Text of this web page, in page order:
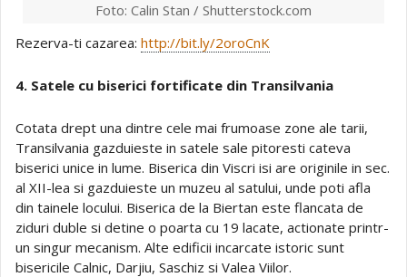
Foto: Calin Stan / Shutterstock.com
Rezerva-ti cazarea: http://bit.ly/2oroCnK
4. Satele cu biserici fortificate din Transilvania
Cotata drept una dintre cele mai frumoase zone ale tarii,
Transilvania gazduieste in satele sale pitoresti cateva
biserici unice in lume. Biserica din Viscri isi are originile in sec.
al XII-lea si gazduieste un muzeu al satului, unde poti afla
din tainele locului. Biserica de la Biertan este flancata de
ziduri duble si detine o poarta cu 19 lacate, actionate printr-
un singur mecanism. Alte edificii incarcate istoric sunt
bisericile Calnic, Darjiu, Saschiz si Valea Viilor.